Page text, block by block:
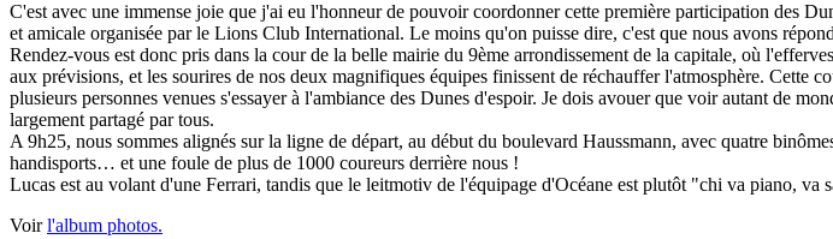
C'est avec une immense joie que j'ai eu l'honneur de pouvoir coordonner cette première participation des
et amicale organisée par le Lions Club International. Le moins qu'on puisse dire, c'est que nous avons
Rendez-vous est donc pris dans la cour de la belle mairie du 9ème arrondissement de la capitale, où
aux prévisions, et les sourires de nos deux magnifiques équipes finissent de réchauffer l'atmosphère. Cette
plusieurs personnes venues s'essayer à l'ambiance des Dunes d'espoir. Je dois avouer que voir autant de
largement partagé par tous.
A 9h25, nous sommes alignés sur la ligne de départ, au début du boulevard Haussmann, avec quatre
handisports… et une foule de plus de 1000 coureurs derrière nous !
Lucas est au volant d'une Ferrari, tandis que le leitmotiv de l'équipage d'Océane est plutôt "chi va piano, va
Voirl'album photos.